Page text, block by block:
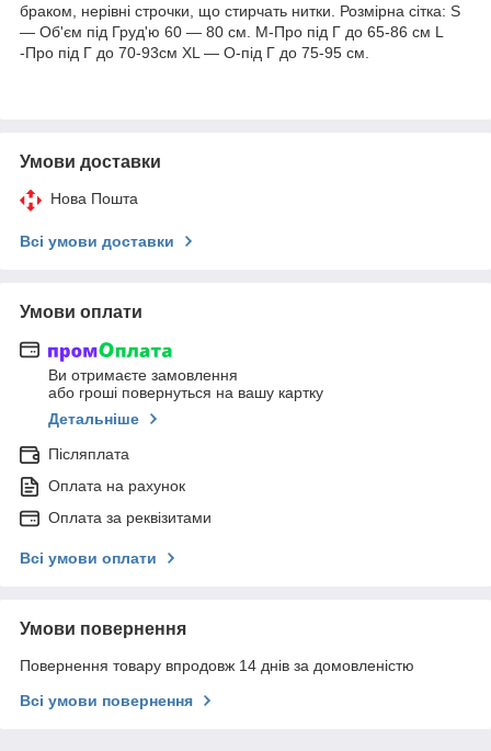
браком, нерівні строчки, що стирчать нитки. Розмірна сітка: S
— Об'єм під Груд'ю 60 — 80 см. M-Про під Г до 65-86 см L
-Про під Г до 70-93см XL — О-під Г до 75-95 см.
Умови доставки
Нова Пошта
Всі умови доставки
Умови оплати
Ви отримаєте замовлення
або гроші повернуться на вашу картку
Детальніше
Післяплата
Оплата на рахунок
Оплата за реквізитами
Всі умови оплати
Умови повернення
Повернення товару впродовж 14 днів за домовленістю
Всі умови повернення